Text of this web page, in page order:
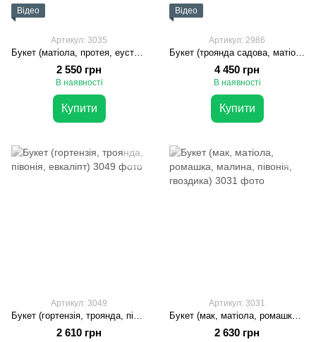
Відео
Артикул: 3035
Букет (матіола, протея, еустома)
2 550 грн
В наявності
Купити
Відео
Артикул: 2986
Букет (троянда садова, матіола,протея, гербера, евкаліпт, монстера, еустома, антуріум, леукодендрон)
4 450 грн
В наявності
Купити
Артикул: 3049
Букет (гортензія, троянда, півонія, евкаліпт)
2 610 грн
Артикул: 3031
Букет (мак, матіола, ромашка, малина, півонія, гвоздика)
2 630 грн